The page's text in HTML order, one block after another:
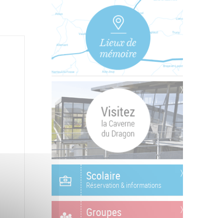
Scolaire
Réservation & informations
Groupes